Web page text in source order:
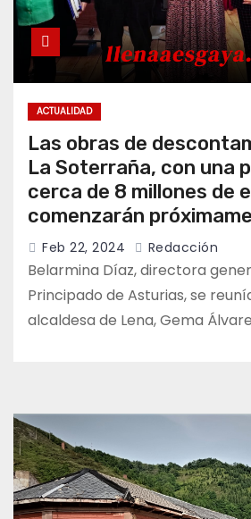
ACTUALIDAD
Las obras de
La Soterraña, con una
cerca de 8 millones de
comenzarán
Feb 22, 2024 Redacción
Belarmina Díaz, directora
Principado de Asturias, se
alcaldesa de Lena, Gema